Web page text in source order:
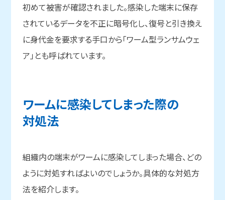
初めて被害が確認されました。感染した端末に保存
されているデータを不正に暗号化し、復号と引き換え
に身代金を要求する手口から「ワーム型ランサムウェ
ア」とも呼ばれています。
ワームに感染してしまった際の
対処法
組織内の端末がワームに感染してしまった場合、どの
ように対処すればよいのでしょうか。具体的な対処方
法を紹介します。